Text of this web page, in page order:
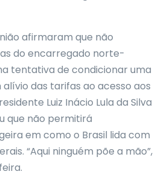
afirmaram que não
do encarregado norte-
tentativa de condicionar uma
das tarifas ao acesso aos
Luiz Inácio Lula da Silva
que não permitirá
em como o Brasil lida com
“Aqui ninguém põe a mão”,